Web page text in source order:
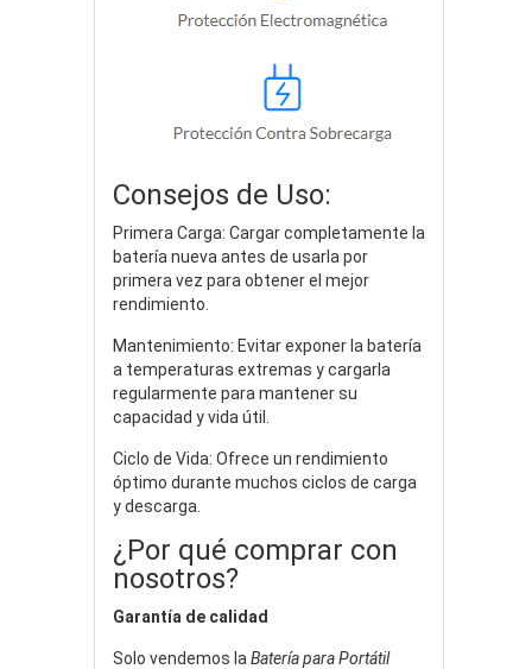
Consejos de Uso:
Primera Carga: Cargar completamente la
batería nueva antes de usarla por
primera vez para obtener el mejor
rendimiento.
Mantenimiento: Evitar exponer la batería
a temperaturas extremas y cargarla
regularmente para mantener su
capacidad y vida útil.
Ciclo de Vida: Ofrece un rendimiento
óptimo durante muchos ciclos de carga
y descarga.
¿Por qué comprar con
nosotros?
Garantía de calidad
Solo vendemos la Batería para Portátil